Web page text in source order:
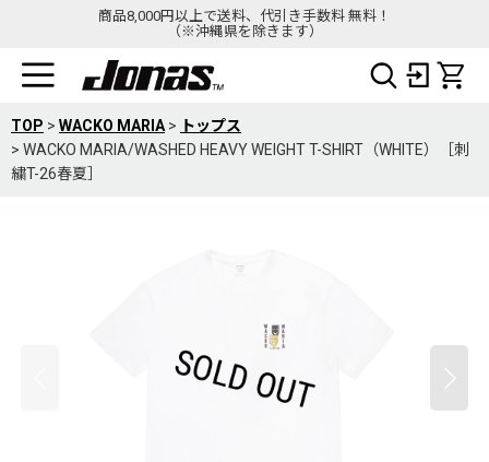
商品8,000円以上で送料、代引き手数料 無料！
（※沖縄県を除きます）
TOP > WACKO MARIA >
トップス
> WACKO MARIA/WASHED HEAVY WEIGHT T-SHIRT（WHITE）［刺
繍T-26春夏］